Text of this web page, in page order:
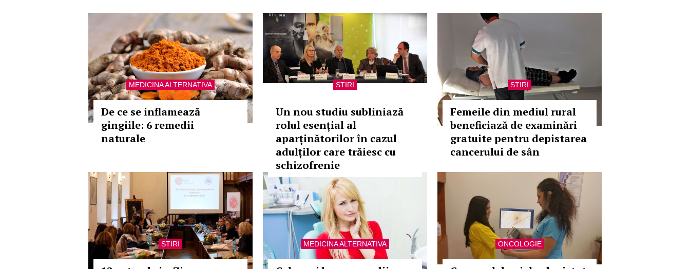
MEDICINA ALTERNATIVA
De ce se inflamează
gingiile: 6 remedii
naturale
STIRI
Un nou studiu subliniază
rolul esențial al
aparținătorilor în cazul
adulților care trăiesc cu
schizofrenie
STIRI
Femeile din mediul rural
beneficiază de examinări
gratuite pentru depistarea
cancerului de sân
STIRI MEDICINA ALTERNATIVA ONCOLOGIE